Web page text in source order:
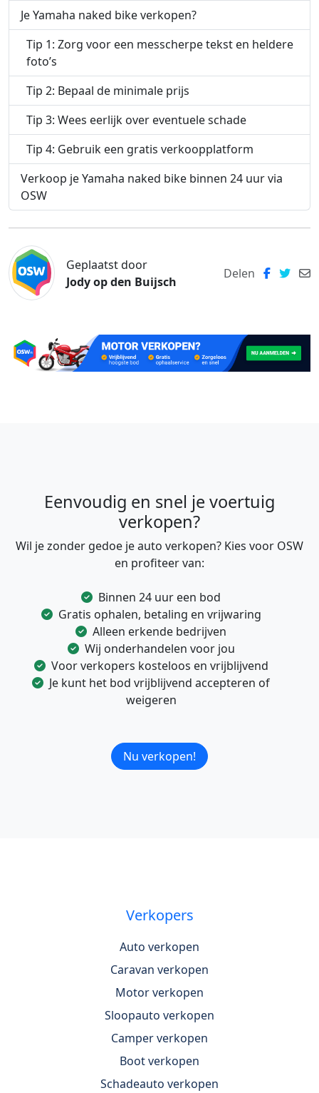
Je Yamaha naked bike verkopen?
Tip 1: Zorg voor een messcherpe tekst en heldere
foto’s
Tip 2: Bepaal de minimale prijs
Tip 3: Wees eerlijk over eventuele schade
Tip 4: Gebruik een gratis verkoopplatform
Verkoop je Yamaha naked bike binnen 24 uur via
OSW
Geplaatst door
Jody op den Buijsch
Delen
Eenvoudig en snel je voertuig
verkopen?
Wil je zonder gedoe je auto verkopen? Kies voor OSW
en profiteer van:
Binnen 24 uur een bod
Gratis ophalen, betaling en vrijwaring
Alleen erkende bedrijven
Wij onderhandelen voor jou
Voor verkopers kosteloos en vrijblijvend
Je kunt het bod vrijblijvend accepteren of
weigeren
Nu verkopen!
Verkopers
Auto verkopen
Caravan verkopen
Motor verkopen
Sloopauto verkopen
Camper verkopen
Boot verkopen
Schadeauto verkopen